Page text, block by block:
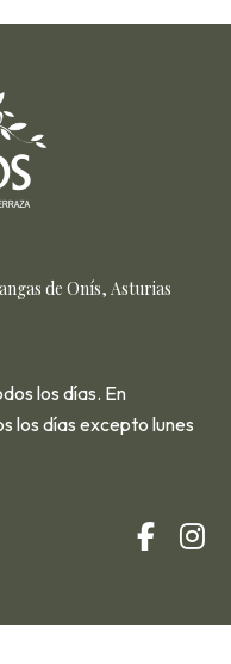
de Onís, Asturias
los días. En
los días excepto lunes